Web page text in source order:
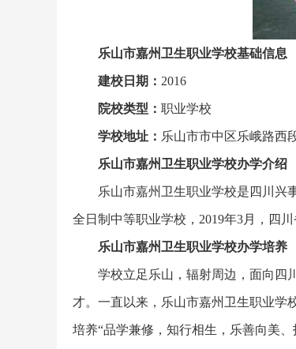
乐山市嘉州卫生职业学校基础信息
建校日期： 2016
院校类型： 职业学校
学校地址： 乐山市市中区乐峨路西
乐山市嘉州卫生职业学校办学介绍
乐山市嘉州卫生职业学校是四川兴
全日制中等职业学校，2019年3月，四
乐山市嘉州卫生职业学校办学培养
学校立足乐山，辐射周边，面向四
才。一直以来，乐山市嘉州卫生职业学
培养“品学兼修，知行相生，乐善向美